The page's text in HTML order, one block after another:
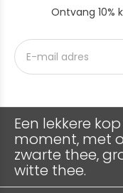
Ontvang 10%
Een lekkere
moment, met
zwarte thee,
witte thee.